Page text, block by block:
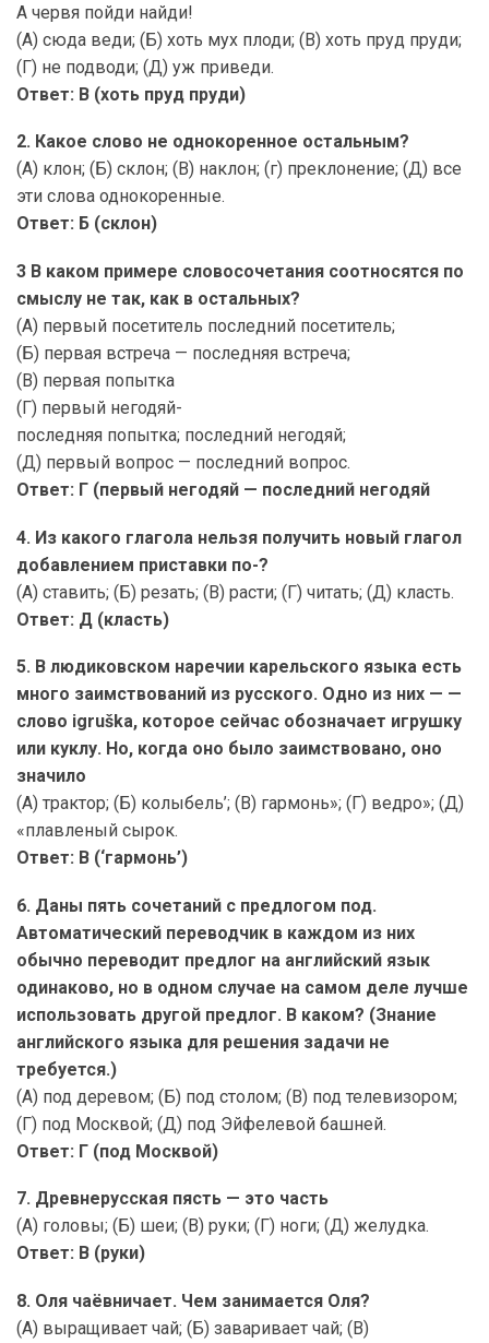
А червя пойди найди!
(А) сюда веди; (Б) хоть мух плоди; (В) хоть пруд пруди;
(Г) не подводи; (Д) уж приведи.
Ответ: В (хоть пруд пруди)
2. Какое слово не однокоренное остальным?
(А) клон; (Б) склон; (В) наклон; (г) преклонение; (Д) все
эти слова однокоренные.
Ответ: Б (склон)
3 В каком примере словосочетания соотносятся по
смыслу не так, как в остальных?
(А) первый посетитель последний посетитель;
(Б) первая встреча — последняя встреча;
(В) первая попытка
(Г) первый негодяй-
последняя попытка; последний негодяй;
(Д) первый вопрос — последний вопрос.
Ответ: Г (первый негодяй — последний негодяй
4. Из какого глагола нельзя получить новый глагол
добавлением приставки по-?
(А) ставить; (Б) резать; (В) расти; (Г) читать; (Д) класть.
Ответ: Д (класть)
5. В людиковском наречии карельского языка есть
много заимствований из русского. Одно из них — —
слово igruška, которое сейчас обозначает игрушку
или куклу. Но, когда оно было заимствовано, оно
значило
(А) трактор; (Б) колыбель’; (В) гармонь»; (Г) ведро»; (Д)
«плавленый сырок.
Ответ: В (‘гармонь’)
6. Даны пять сочетаний с предлогом под.
Автоматический переводчик в каждом из них
обычно переводит предлог на английский язык
одинаково, но в одном случае на самом деле лучше
использовать другой предлог. В каком? (Знание
английского языка для решения задачи не
требуется.)
(А) под деревом; (Б) под столом; (В) под телевизором;
(Г) под Москвой; (Д) под Эйфелевой башней.
Ответ: Г (под Москвой)
7. Древнерусская пясть — это часть
(А) головы; (Б) шеи; (В) руки; (Г) ноги; (Д) желудка.
Ответ: В (руки)
8. Оля чаёвничает. Чем занимается Оля?
(А) выращивает чай; (Б) заваривает чай; (В)